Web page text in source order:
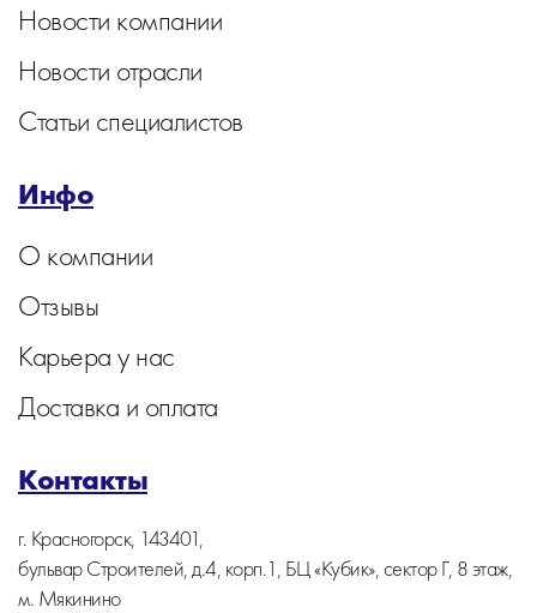
Новости компании
Новости отрасли
Статьи специалистов
Инфо
О компании
Отзывы
Карьера у нас
Доставка и оплата
Контакты
г. Красногорск, 143401,
бульвар Строителей, д.4, корп.1, БЦ «Кубик», сектор Г, 8 этаж,
м. Мякинино